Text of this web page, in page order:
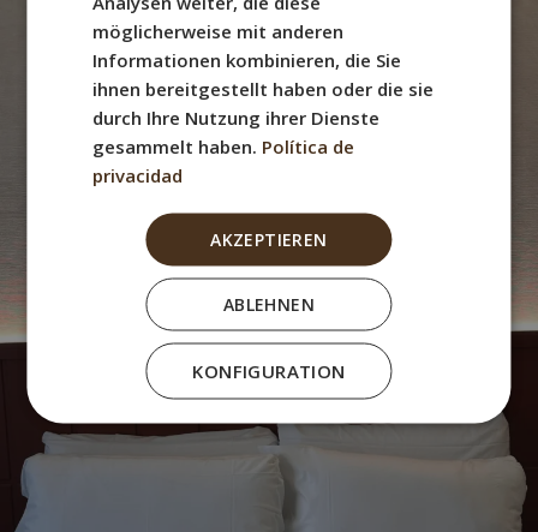
möglicherweise mit anderen
Informationen kombinieren, die Sie
ihnen bereitgestellt haben oder die sie
durch Ihre Nutzung ihrer Dienste
gesammelt haben. Política de
privacidad
AKZEPTIEREN
ABLEHNEN
KONFIGURATION